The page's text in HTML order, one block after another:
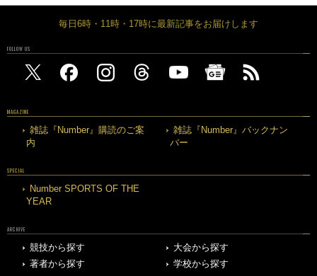
毎日6時・11時・17時に最新記事をお届けします
FOLLOW US
MAGAZINE
雑誌『Number』購読のご案
内
雑誌『Number』バックナン
バー
SPECIAL
Number SPORTS OF THE
YEAR
ARCHIVE
競技から探す
大会から探す
著者から探す
学校から探す